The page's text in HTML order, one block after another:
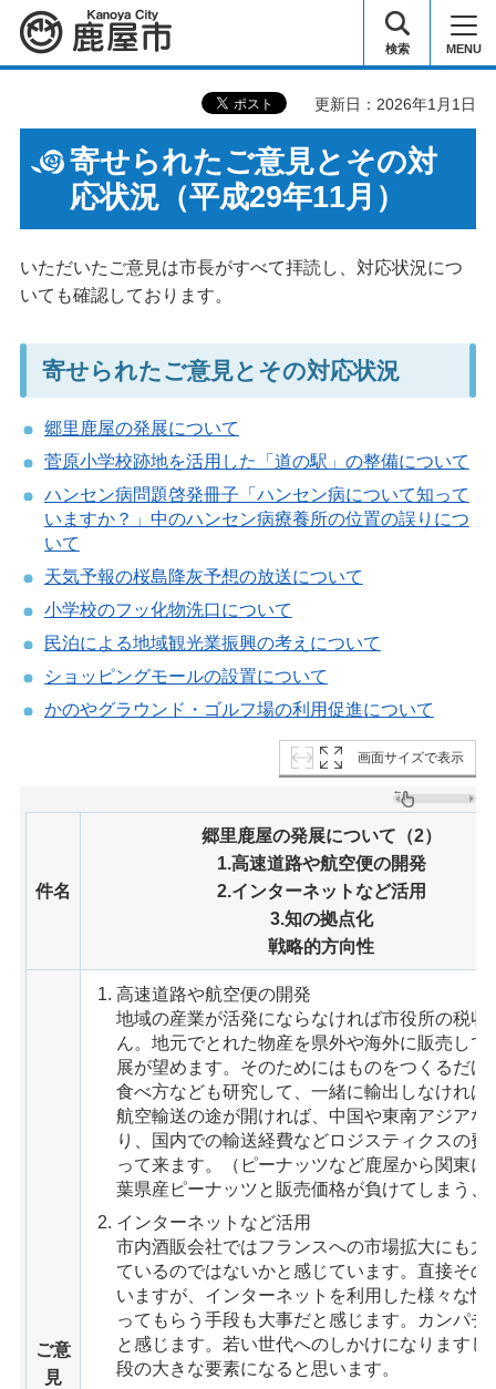
鹿屋市 検索 MENU
更新日：2026年1月1日
寄せられたご意見とその対
応状況（平成29年11月）
いただいたご意見は市長がすべて拝読し、対応状況につ
いても確認しております。
寄せられたご意見とその対応状況
郷里鹿屋の発展について
菅原小学校跡地を活用した「道の駅」の整備について
ハンセン病問題啓発冊子「ハンセン病について知って
いますか？」中のハンセン病療養所の位置の誤りにつ
いて
天気予報の桜島降灰予想の放送について
小学校のフッ化物洗口について
民泊による地域観光業振興の考えについて
ショッピングモールの設置について
かのやグラウンド・ゴルフ場の利用促進について
画面サイズで表示
件名
郷里鹿屋の発展について（2）
1.高速道路や航空便の開発
2.インターネットなど活用
3.知の拠点化
戦略的方向性
ご意
見
高速道路や航空便の開発
地域の産業が活発にならなければ市役所の税
ん。地元でとれた物産を県外や海外に販売し
展が望めます。そのためにはものをつくるだ
食べ方なども研究して、一緒に輸出しなければ
航空輸送の途が開ければ、中国や東南アジア
り、国内での輸送経費などロジスティクスの
って来ます。（ピーナッツなど鹿屋から関東
葉県産ピーナッツと販売価格が負けてしまう、
インターネットなど活用
市内酒販会社ではフランスへの市場拡大にも
ているのではないかと感じています。直接そ
いますが、インターネットを利用した様々な
ってもらう手段も大事だと感じます。カンパ
と感じます。若い世代へのしかけになります
段の大きな要素になると思います。